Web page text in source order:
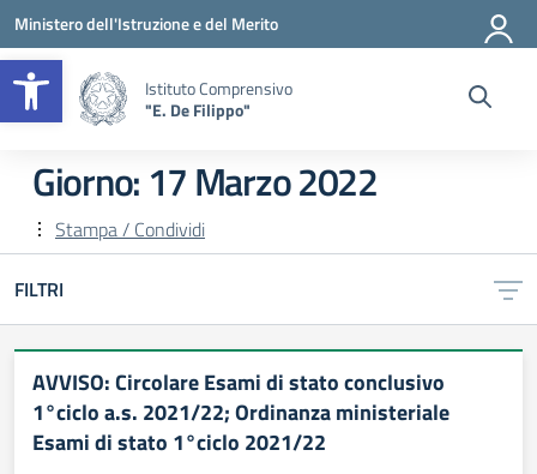
Apri la barra degli strumenti
Vai ai contenuti
Vai al menu di navigazione
Vai al footer
Ministero dell'Istruzione e del Merito
Istituto Comprensivo
"E. De Filippo"
Giorno: 17 Marzo 2022
Stampa / Condividi
FILTRI
AVVISO: Circolare Esami di stato conclusivo
1°ciclo a.s. 2021/22; Ordinanza ministeriale
Esami di stato 1°ciclo 2021/22